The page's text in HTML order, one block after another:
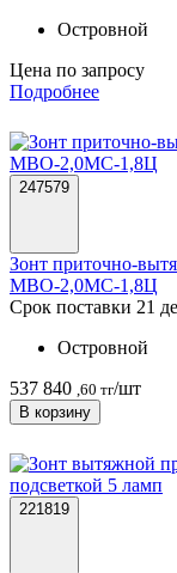
Островной
Цена по запросу
Подробнее
247579
Зонт приточно-
МВО-2,0МС-1,8Ц
Срок поставки 21
Островной
537 840 ,60 тг/шт
В корзину
221819